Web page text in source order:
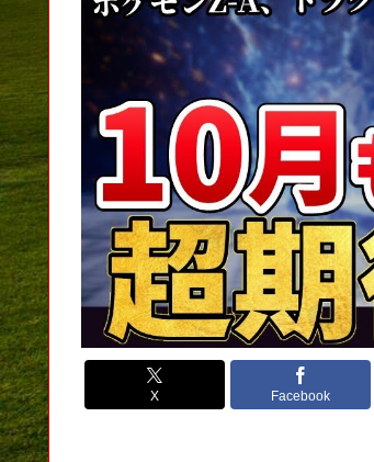
X Facebook